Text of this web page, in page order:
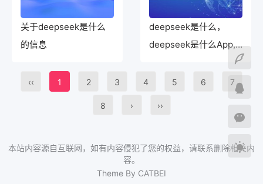
关于deepseek是什么
的信息
deepseek是什么，
deepseek是什么App,
‹‹ 1 2 3 4 5 6 7
8 › ››
本站内容源自互联网，如有内容侵犯了您的权益，请联系删除相关内
容。
Theme By CATBEI